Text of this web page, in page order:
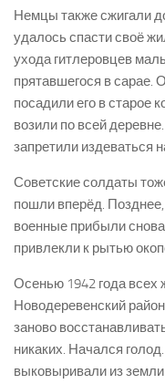
Немцы также сжигали
удалось спасти своё
ухода гитлеровцев
прятавшегося в сарае.
посадили его в старое
возили по всей
запретили издеваться
Советские солдаты
пошли вперёд.
военные прибыли
привлекли к рытью
Осенью 1942 года всех
Новодеревенский
заново
никаких. Начался
выковыривали из